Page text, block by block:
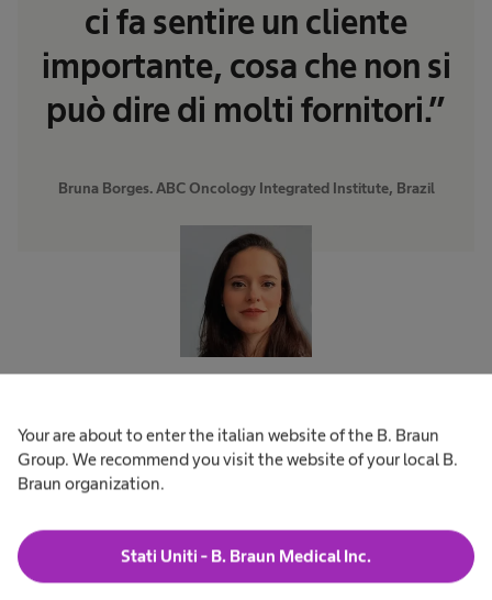
Your are about to enter the italian website of the B. Braun
Group. We recommend you visit the website of your local B.
Braun organization.
Stati Uniti - B. Braun Medical Inc.
ci fa sentire un cliente
importante, cosa che non si
può dire di molti fornitori.”
Bruna Borges. ABC Oncology Integrated Institute, Brazil
Per la maggior parte dei clienti di B. Braun, il
nell'acquisto e nella gestione delle attrezzature
mediche, e dunque potersi concentrarsi sul loro